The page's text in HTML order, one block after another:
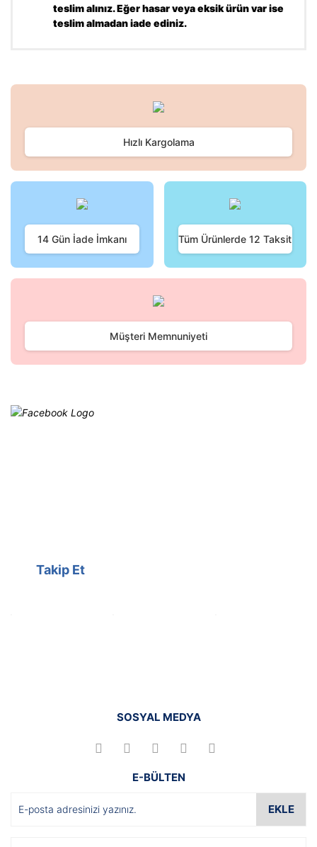
teslim alınız. Eğer hasar veya eksik ürün var ise
teslim almadan iade ediniz.
Bu ürüne ilk yorumu siz yapın!
Yorum Yaz
kullanarak tarafımıza iletebilirsiniz.
Ürün resmi kalitesiz, bozuk veya görüntülenemiyor.
Bu ürüne benzer farklı alternatifler olmalı.
Gönder
Hızlı Kargolama
14 Gün İade İmkanı Tüm Ürünlerde 12 Taksit
Müşteri Memnuniyeti
Takip Et
SOSYAL MEDYA
E-BÜLTEN
EKLE